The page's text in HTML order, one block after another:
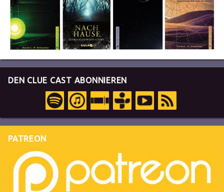
DEN CLUE CAST ABONNIEREN
PATREON